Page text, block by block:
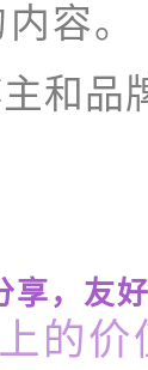
容
和品
享，友
的价